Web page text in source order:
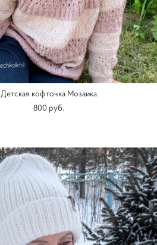
Детская кофточка Мозаика
800 pуб.